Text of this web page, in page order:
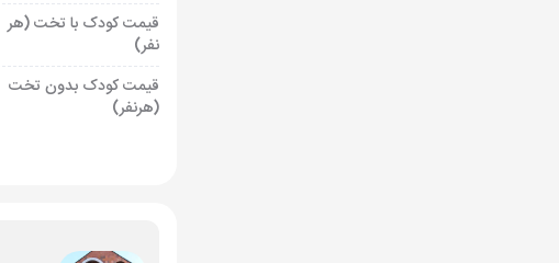
قیمت کودک با تخت (هر
نفر)
قیمت کودک بدون تخت
(هرنفر)